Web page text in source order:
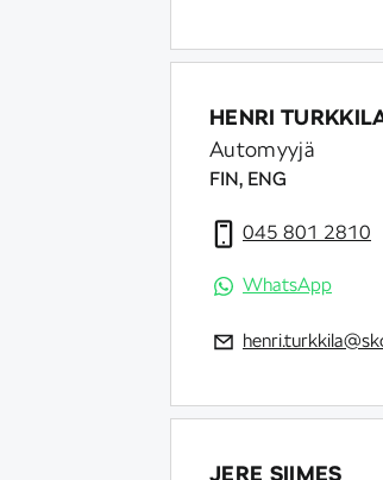
HENRI
Automyyjä
FIN, ENG
045 801 2810
WhatsApp
JERE SIIMES